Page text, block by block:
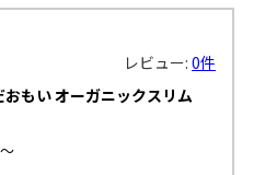
レビュー:0件
おもい オーガニックスリム